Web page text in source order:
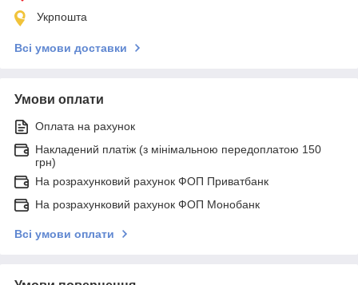
Укрпошта
Всі умови доставки
Умови оплати
Оплата на рахунок
Накладений платіж (з мінімальною передоплатою 150
грн)
На розрахунковий рахунок ФОП Приватбанк
На розрахунковий рахунок ФОП Монобанк
Всі умови оплати